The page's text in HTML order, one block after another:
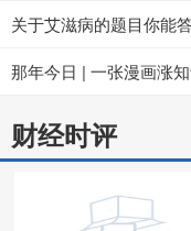
关于艾滋病的题目你能
那年今日 | 一张漫画涨
财经时评